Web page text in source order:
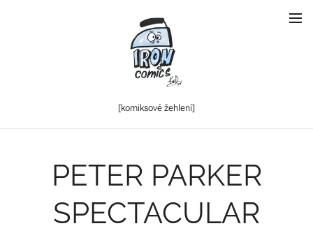
[komiksové žehlení]
PETER PARKER
SPECTACULAR